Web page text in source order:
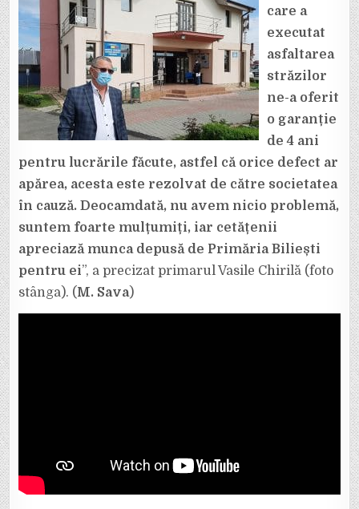
”DEPISTAT”
USR
NU
A
FOST
GĂSIT!
care a
executat
asfaltarea
străzilor
ne-a oferit
o garanție
de 4 ani
pentru lucrările făcute, astfel că orice defect ar
apărea, acesta este rezolvat de către societatea
în cauză. Deocamdată, nu avem nicio problemă,
suntem foarte mulțumiți, iar cetățenii
apreciază munca depusă de Primăria Biliești
pentru ei”, a precizat primarul Vasile Chirilă (foto
stânga). (M. Sava)